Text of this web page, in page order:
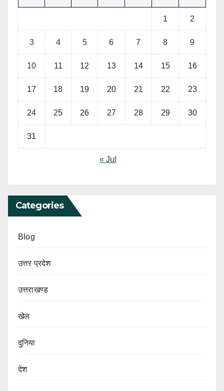
1 2
3 4 5 6 7 8 9
10 11 12 13 14 15 16
17 18 19 20 21 22 23
24 25 26 27 28 29 30
31
« Jul
Categories
Blog
उत्तर प्रदेश
उत्तराखण्ड
खेल
दुनिया
देश